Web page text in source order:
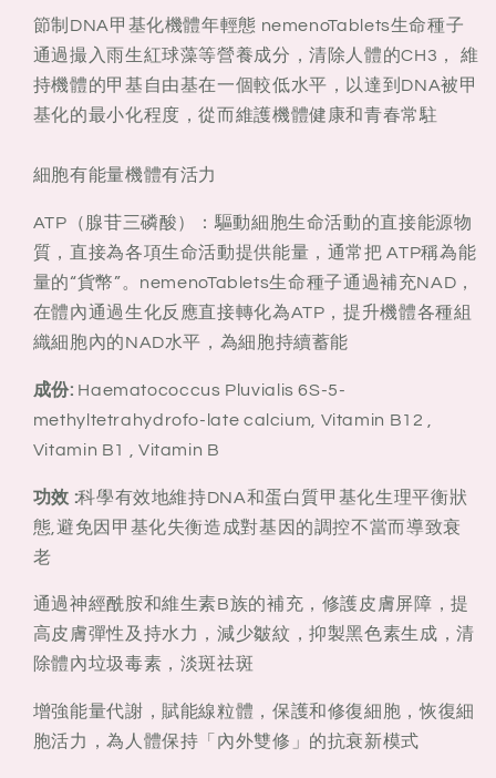
節制DNA甲基化機體年輕態 nemenoTablets生命種子
通過撮入雨生紅球藻等營養成分，清除人體的CH3， 維
持機體的甲基自由基在一個較低水平，以達到DNA被甲
基化的最小化程度，從而維護機體健康和青春常駐
細胞有能量機體有活力
ATP（腺苷三磷酸）：驅動細胞生命活動的直接能源物
質，直接為各項生命活動提供能量，通常把 ATP稱為能
量的“貨幣”。nemenoTablets生命種子通過補充NAD，
在體內通過生化反應直接轉化為ATP，提升機體各種組
織細胞內的NAD水平，為細胞持續蓄能
成份: Haematococcus Pluvialis 6S-5-
methyltetrahydrofo-late calcium, Vitamin B12 ,
Vitamin B1 , Vitamin B
功效 :科學有效地維持DNA和蛋白質甲基化生理平衡狀
態,避免因甲基化失衡造成對基因的調控不當而導致衰
老
通過神經酰胺和維生素B族的補充，修護皮膚屏障，提
高皮膚彈性及持水力，減少皺紋，抑製黑色素生成，清
除體內垃圾毒素，淡斑祛斑
增強能量代謝，賦能線粒體，保護和修復細胞，恢復細
胞活力，為人體保持「內外雙修」的抗衰新模式